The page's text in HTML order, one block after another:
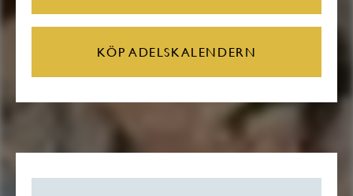
KÖP ADELSKALENDERN